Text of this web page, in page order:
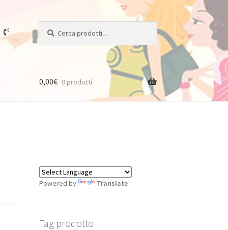
0,00€ 0 prodotti
Powered by Translate
Tag prodotto